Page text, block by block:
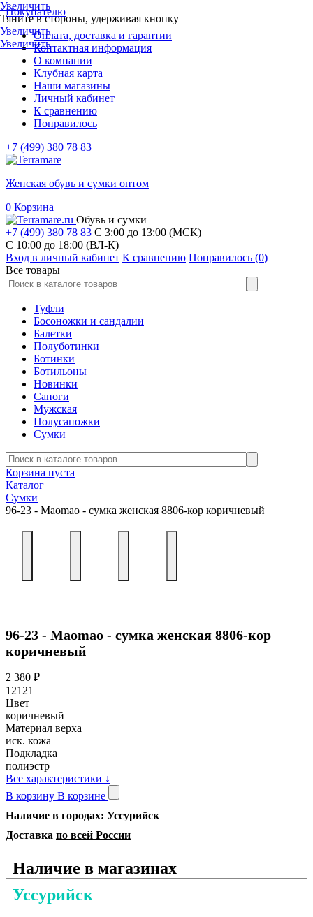
Покупателю
Оплата, доставка и гарантии
Контактная информация
О компании
Клубная карта
Наши магазины
Личный кабинет
К сравнению
Понравилось
+7 (499) 380 78 83
Женская обувь и сумки оптом
0 Корзина
Обувь и сумки
+7 (499) 380 78 83 С 3:00 до 13:00 (МСК)
C 10:00 до 18:00 (ВЛ-К)
Вход в личный кабинет К сравнению Понравилось (0)
Все товары
Туфли
Босоножки и сандалии
Балетки
Полуботинки
Ботинки
Ботильоны
Новинки
Сапоги
Мужская
Полусапожки
Сумки
Корзина пуста
Каталог
Сумки
96-23 - Maomao - сумка женская 8806-кор коричневый
Увеличить
Тяните в стороны, удерживая кнопку
Увеличить
Увеличить
96-23 - Maomao - сумка женская 8806-кор
коричневый
2 380 ₽
12121
Цвет
коричневый
Материал верха
иск. кожа
Подкладка
полиэстр
Все характеристики ↓
В корзину В корзине
Наличие в городах: Уссурийск
Доставка по всей России
Наличие в магазинах
Уссурийск